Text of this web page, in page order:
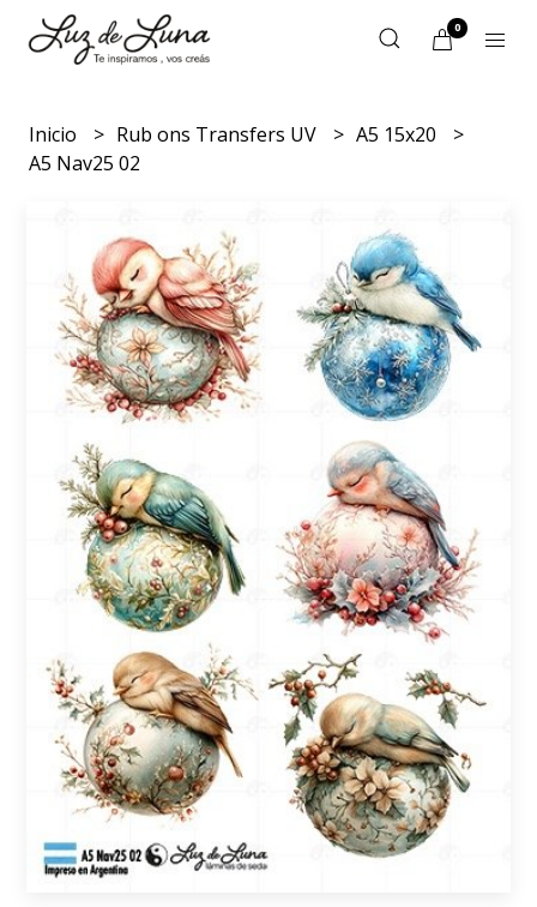
0
Inicio Rub ons Transfers UV
A5 15x20
A5 Nav25 02